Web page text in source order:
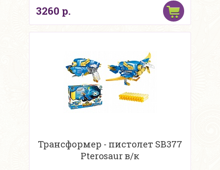
3260 р.
Трансформер - пистолет SB377
Pterosaur в/к